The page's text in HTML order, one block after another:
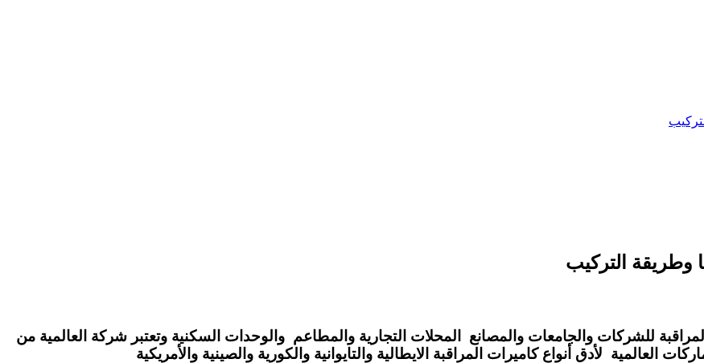
وطريقة التركيب
للشركات والجامعات والمصانع المحلات التجارية والمطاعم والوحدات السكنية وتعتبر شركة العالمية من
لأدق أنواع كاميرات المراقبة الايطالية والتايوانية والكورية والصينية والأمريكية